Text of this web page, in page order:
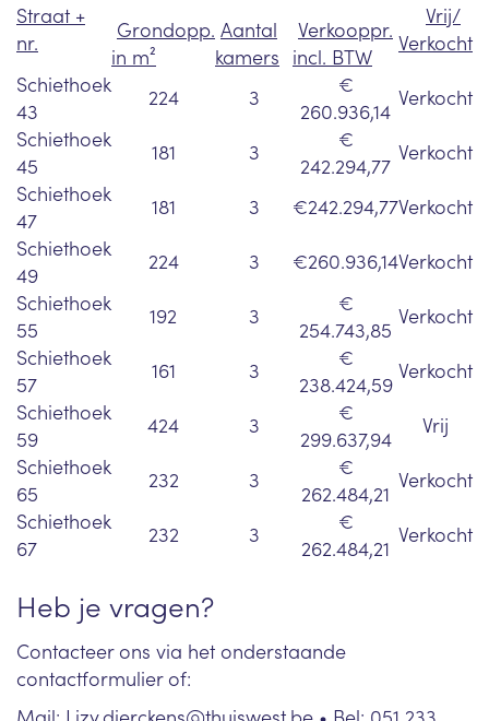
Straat +
nr.
Grondopp.
in m²
Aantal
kamers
Verkooppr.
incl. BTW
Vrij/
Verkocht
Schiethoek
43
224 3
€
260.936,14
Verkocht
Schiethoek
45
181 3
€
242.294,77
Verkocht
Schiethoek
47
181 3 €242.294,77Verkocht
Schiethoek
49
224 3 €260.936,14Verkocht
Schiethoek
55
192 3
€
254.743,85
Verkocht
Schiethoek
57
161 3
€
238.424,59
Verkocht
Schiethoek
59
424 3
€
299.637,94
Vrij
Schiethoek
65
232 3
€
262.484,21
Verkocht
Schiethoek
67
232 3
€
262.484,21
Verkocht
Heb je vragen?
Contacteer ons via het onderstaande
contactformulier of: